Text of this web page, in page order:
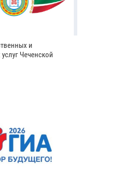
и
Чеченской